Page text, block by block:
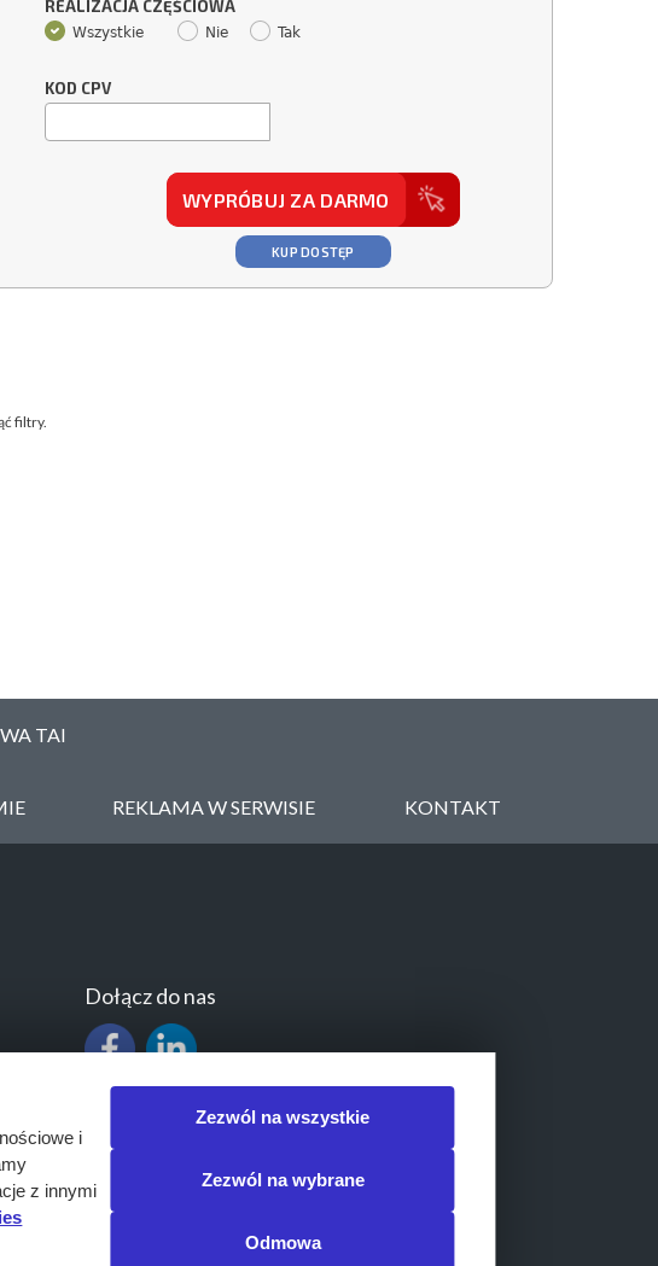
REALIZACJA CZĘŚCIOWA
Wszystkie Nie Tak
KOD CPV
WYPRÓBUJ ZA DARMO
KUP DOSTĘP
filtry.
TAI
REKLAMA W SERWISIE KONTAKT
Dołącz do nas
i
z innymi
Zezwól na wszystkie
Zezwól na wybrane
Odmowa